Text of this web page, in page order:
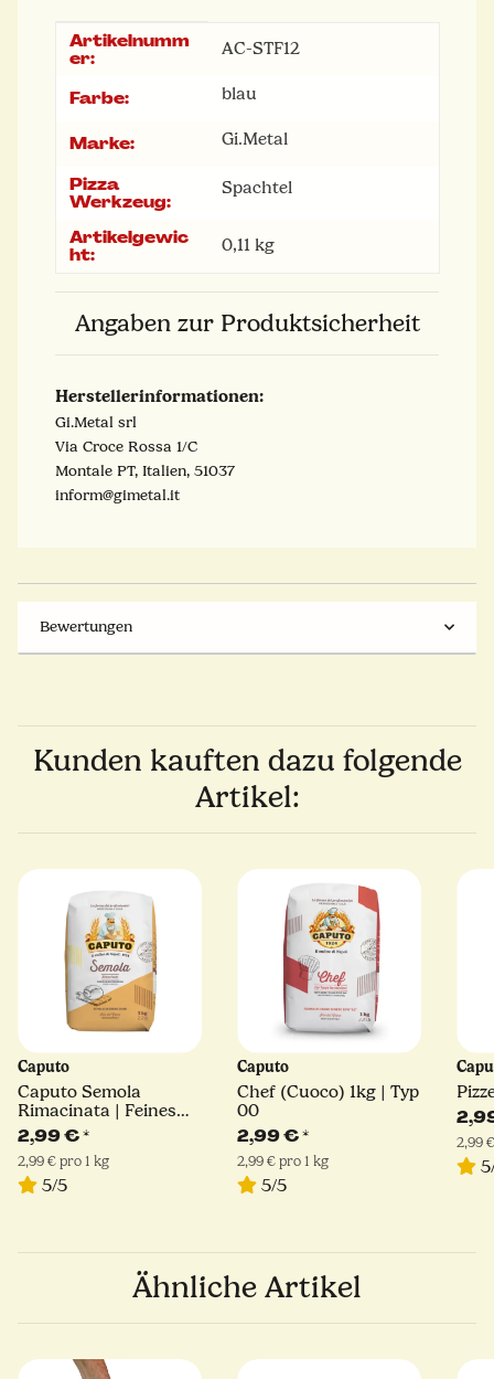
Produkteigenschaft
Wert
Artikelnumm
er:
AC-STF12
Farbe: blau
Marke: Gi.Metal
Pizza
Werkzeug:
Spachtel
Artikelgewic
ht:
0,11 kg
Angaben zur Produktsicherheit
Herstellerinformationen:
Gi.Metal srl
Via Croce Rossa 1/C
Montale PT, Italien, 51037
inform@gimetal.it
Bewertungen
Kunden kauften dazu folgende
Artikel:
Caputo
Caputo Semola
Rimacinata | Feines
Hartweizengrieß | 1kg
2,99 €*
2,99 € pro 1 kg
5/5
Caputo
Chef (Cuoco) 1kg | Typ
00
2,99 €*
2,99 € pro 1 kg
5/5
2,99
Ähnliche Artikel